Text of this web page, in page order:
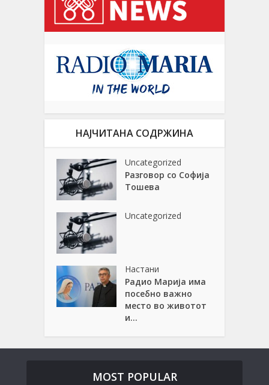
НАЈЧИТАНА СОДРЖИНА
Uncategorized
Разговор со Софија
Тошева
Uncategorized
Настани
Радио Марија има
посебно важно
место во животот
и...
MOST POPULAR